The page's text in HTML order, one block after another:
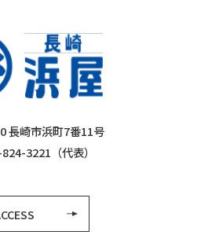
長崎市浜町7番11号
3221（代表）